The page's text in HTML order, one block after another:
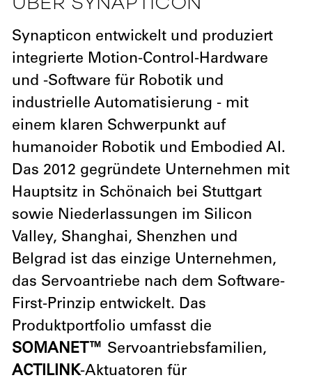
ÜBER SYNAPTICON
Synapticon entwickelt und produziert
integrierte Motion-Control-Hardware
und -Software für Robotik und
industrielle Automatisierung - mit
einem klaren Schwerpunkt auf
humanoider Robotik und Embodied AI.
Das 2012 gegründete Unternehmen mit
Hauptsitz in Schönaich bei Stuttgart
sowie Niederlassungen im Silicon
Valley, Shanghai, Shenzhen und
Belgrad ist das einzige Unternehmen,
das Servoantriebe nach dem Software-
First-Prinzip entwickelt. Das
Produktportfolio umfasst die
SOMANET™ Servoantriebsfamilien,
ACTILINK-Aktuatoren für